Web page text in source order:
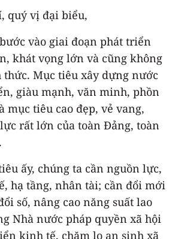
quý vị đại biểu,
vào giai đoạn phát triển
khát vọng lớn và cũng không
Mục tiêu xây dựng nước
giàu mạnh, văn minh, phồn
mục tiêu cao đẹp, vẻ vang,
rất lớn của toàn Đảng, toàn
ấy, chúng ta cần nguồn lực,
hạ tầng, nhân tài; cần đổi mới
số, nâng cao năng suất lao
Nhà nước pháp quyền xã hội
kinh tế, chăm lo an sinh xã